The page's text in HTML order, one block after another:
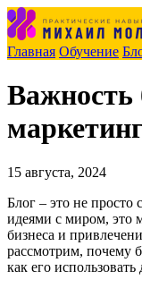
Главная Обучение
Важность
15 августа, 2024
Блог – это не просто
идеями с миром, это
бизнеса и
рассмотрим, почему
как его